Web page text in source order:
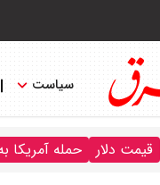
سیاست
قیمت دلار حمله آمریکا